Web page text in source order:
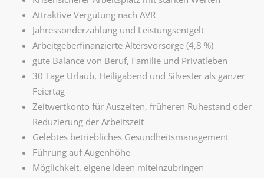
Attraktive Vergütung nach AVR
Jahressonderzahlung und Leistungsentgelt
Arbeitgeberfinanzierte Altersvorsorge (4,8 %)
gute Balance von Beruf, Familie und Privatleben
30 Tage Urlaub, Heiligabend und Silvester als ganzer
Feiertag
Zeitwertkonto für Auszeiten, früheren Ruhestand oder
Reduzierung der Arbeitszeit
Gelebtes betriebliches Gesundheitsmanagement
Führung auf Augenhöhe
Möglichkeit, eigene Ideen miteinzubringen